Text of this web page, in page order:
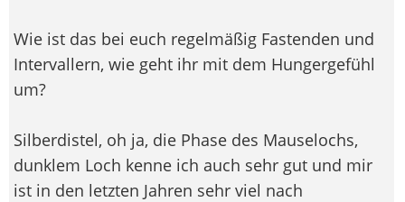
Wie ist das bei euch regelmäßig Fastenden und
Intervallern, wie geht ihr mit dem Hungergefühl
um?
Silberdistel, oh ja, die Phase des Mauselochs,
dunklem Loch kenne ich auch sehr gut und mir
ist in den letzten Jahren sehr viel nach